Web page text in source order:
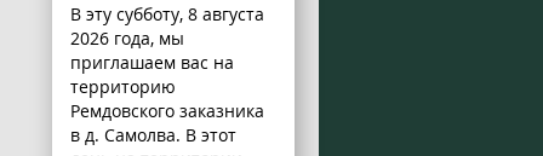
В эту субботу, 8 августа
2026 года, мы
приглашаем вас на
территорию
Ремдовского заказника
в д. Самолва. В этот